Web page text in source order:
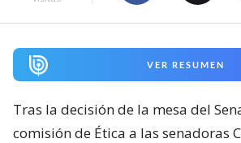
VER RESUMEN
Tras la decisión de la mesa del
comisión de Ética a las senadoras